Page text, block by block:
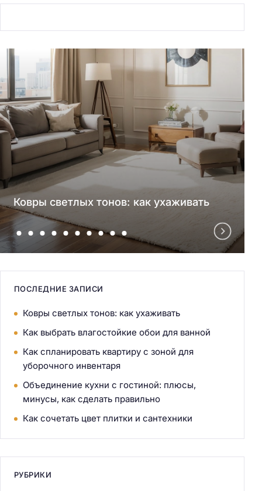
Ковры светлых тонов: как ухаживать
ПОСЛЕДНИЕ ЗАПИСИ
Ковры светлых тонов: как ухаживать
Как выбрать влагостойкие обои для ванной
Как спланировать квартиру с зоной для
уборочного инвентаря
Объединение кухни с гостиной: плюсы,
минусы, как сделать правильно
Как сочетать цвет плитки и сантехники
РУБРИКИ